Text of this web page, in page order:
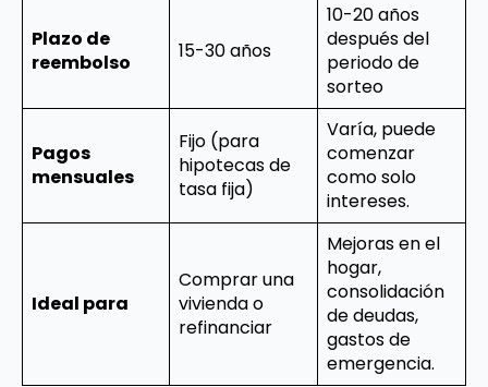
Plazo de
reembolso
15-30 años
10-20 años
después del
periodo de
sorteo
Pagos
mensuales
Fijo (para
hipotecas de
tasa fija)
Varía, puede
comenzar
como solo
intereses.
Ideal para
Comprar una
vivienda o
refinanciar
Mejoras en el
hogar,
consolidación
de deudas,
gastos de
emergencia.